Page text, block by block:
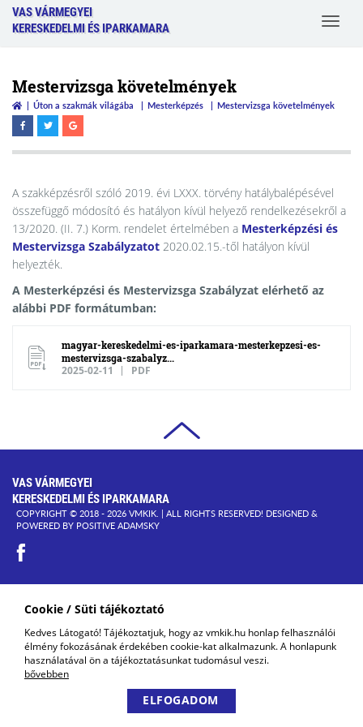
Cookie / Süti tájékoztató
Kedves Látogató! Tájékoztatjuk, hogy az vmkik.hu honlap felhasználói
élmény fokozásának érdekében cookie-kat alkalmazunk. A honlapunk
használatával ön a tájékoztatásunkat tudomásul veszi.
bővebben
ELFOGADOM
VAS VÁRMEGYEI
KERESKEDELMI ÉS IPARKAMARA
Toggle
Mestervizsga követelmények
Úton a szakmák világába Mesterképzés Mestervizsga követelmények
A szakképzésről szóló 2019. évi LXXX. törvény hatálybalépésével
összefüggő módosító és hatályon kívül helyező rendelkezésekről a
13/2020. (II. 7.) Korm. rendelet értelmében a Mesterképzési és
Mestervizsga Szabályzatot 2020.02.15.-től hatályon kívül
helyezték.
A Mesterképzési és Mestervizsga Szabályzat elérhető az
alábbi PDF formátumban:
magyar-kereskedelmi-es-iparkamara-mesterkepzesi-es-
mestervizsga-szabalyz...
2025-02-11 PDF
VAS VÁRMEGYEI
KERESKEDELMI ÉS IPARKAMARA
COPYRIGHT © 2018 - 2026 VMKIK. | ALL RIGHTS RESERVED! DESIGNED &
POWERED BY POSITIVE ADAMSKY